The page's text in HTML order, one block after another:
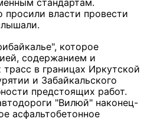
стандартам.
просили власти провести
которое
содержанием и
в границах Иркутской
и Забайкальского
предстоящих работ.
"Вилюй" наконец-
асфальтобетонное